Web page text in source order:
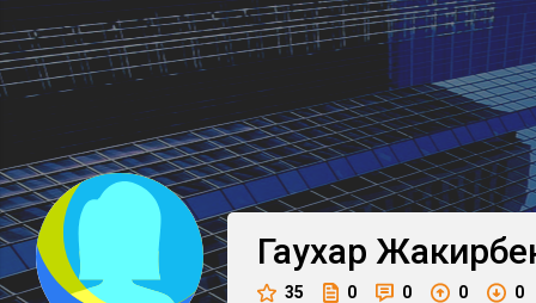
Гаухар
35 0 0 0 0